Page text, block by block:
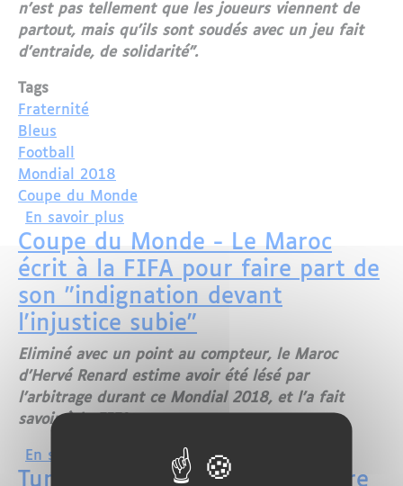
n'est pas tellement que les joueurs viennent de
partout, mais qu'ils sont soudés avec un jeu fait
d'entraide, de solidarité".
Tags
Fraternité
Bleus
Football
Mondial 2018
Coupe du Monde
En savoir plus
Coupe du Monde - Le Maroc
écrit à la FIFA pour faire part de
son "indignation devant
l'injustice subie"
Eliminé avec un point au compteur, le Maroc
d'Hervé Renard estime avoir été lésé par
l'arbitrage durant ce Mondial 2018, et l'a fait
savoir à la FIFA.
En savoir plus sur Coupe du Monde - Le Maroc
Tunisie : Le mondial 2018 libère